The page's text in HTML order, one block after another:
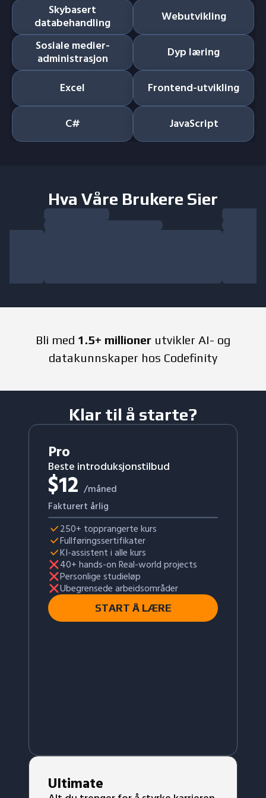
Skybasert
databehandling
Webutvikling
Sosiale medier-
administrasjon Dyp læring
Excel Frontend-utvikling
C# JavaScript
Hva Våre Brukere Sier
Bli med 1.5+ millioner utvikler AI- og
datakunnskaper hos Codefinity
Klar til å starte?
Pro
Beste introduksjonstilbud
$12 /måned
Fakturert årlig
250+ topprangerte kurs
Fullføringssertifikater
KI-assistent i alle kurs
40+ hands-on Real-world projects
Personlige studieløp
Ubegrensede arbeidsområder
START Å LÆRE
Ultimate